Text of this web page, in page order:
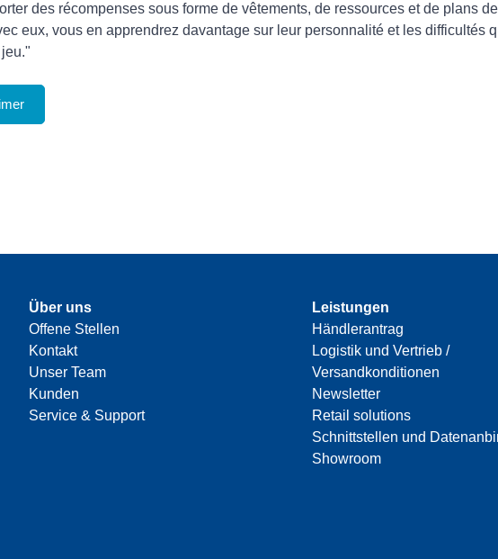
des récompenses sous forme de vêtements, de ressources et de plans
eux, vous en apprendrez davantage sur leur personnalité et les difficultés
Über uns
Offene Stellen
Kontakt
Unser Team
Kunden
Service & Support
Leistungen
Händlerantrag
Logistik und Vertrieb /
Versandkonditionen
Newsletter
Retail solutions
Schnittstellen und
Showroom